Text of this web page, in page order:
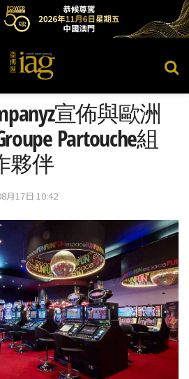
宣佈與歐洲
Partouche組
夥伴
月17日 10:42